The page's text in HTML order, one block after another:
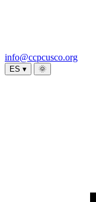
info@ccpcusco.org
ES ▾ 🌞